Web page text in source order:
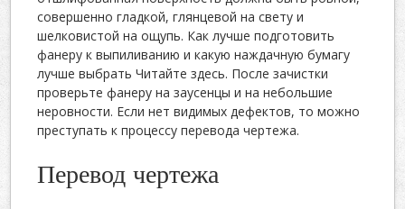
совершенно гладкой, глянцевой на свету и
шелковистой на ощупь. Как лучше подготовить
фанеру к выпиливанию и какую наждачную бумагу
лучше выбрать Читайте здесь. После зачистки
проверьте фанеру на заусенцы и на небольшие
неровности. Если нет видимых дефектов, то можно
преступать к процессу перевода чертежа.
Перевод чертежа